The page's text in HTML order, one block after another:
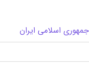
اسلامی ایران